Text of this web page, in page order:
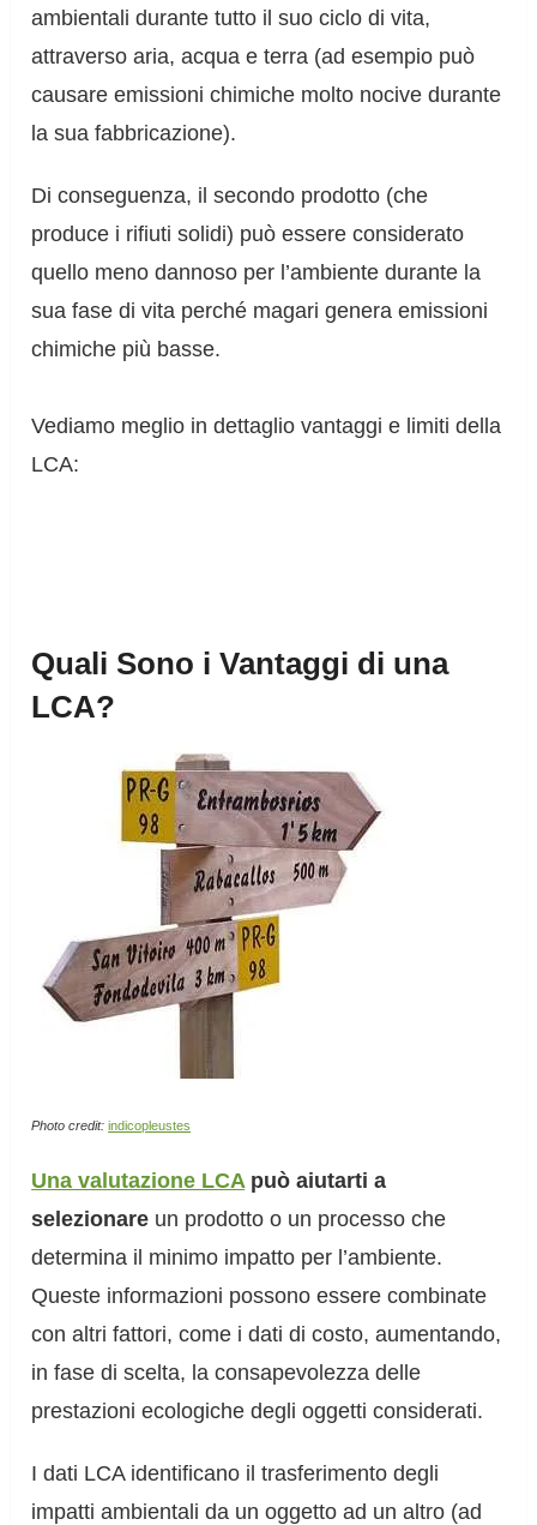
ambientali durante tutto il suo ciclo di vita,
attraverso aria, acqua e terra (ad esempio può
causare emissioni chimiche molto nocive durante
la sua fabbricazione).
Di conseguenza, il secondo prodotto (che
produce i rifiuti solidi) può essere considerato
quello meno dannoso per l’ambiente durante la
sua fase di vita perché magari genera emissioni
chimiche più basse.
Vediamo meglio in dettaglio vantaggi e limiti della
LCA:
Quali Sono i Vantaggi di una
LCA?
Photo credit: indicopleustes
Una valutazione LCA può aiutarti a
selezionare un prodotto o un processo che
determina il minimo impatto per l’ambiente.
Queste informazioni possono essere combinate
con altri fattori, come i dati di costo, aumentando,
in fase di scelta, la consapevolezza delle
prestazioni ecologiche degli oggetti considerati.
I dati LCA identificano il trasferimento degli
impatti ambientali da un oggetto ad un altro (ad